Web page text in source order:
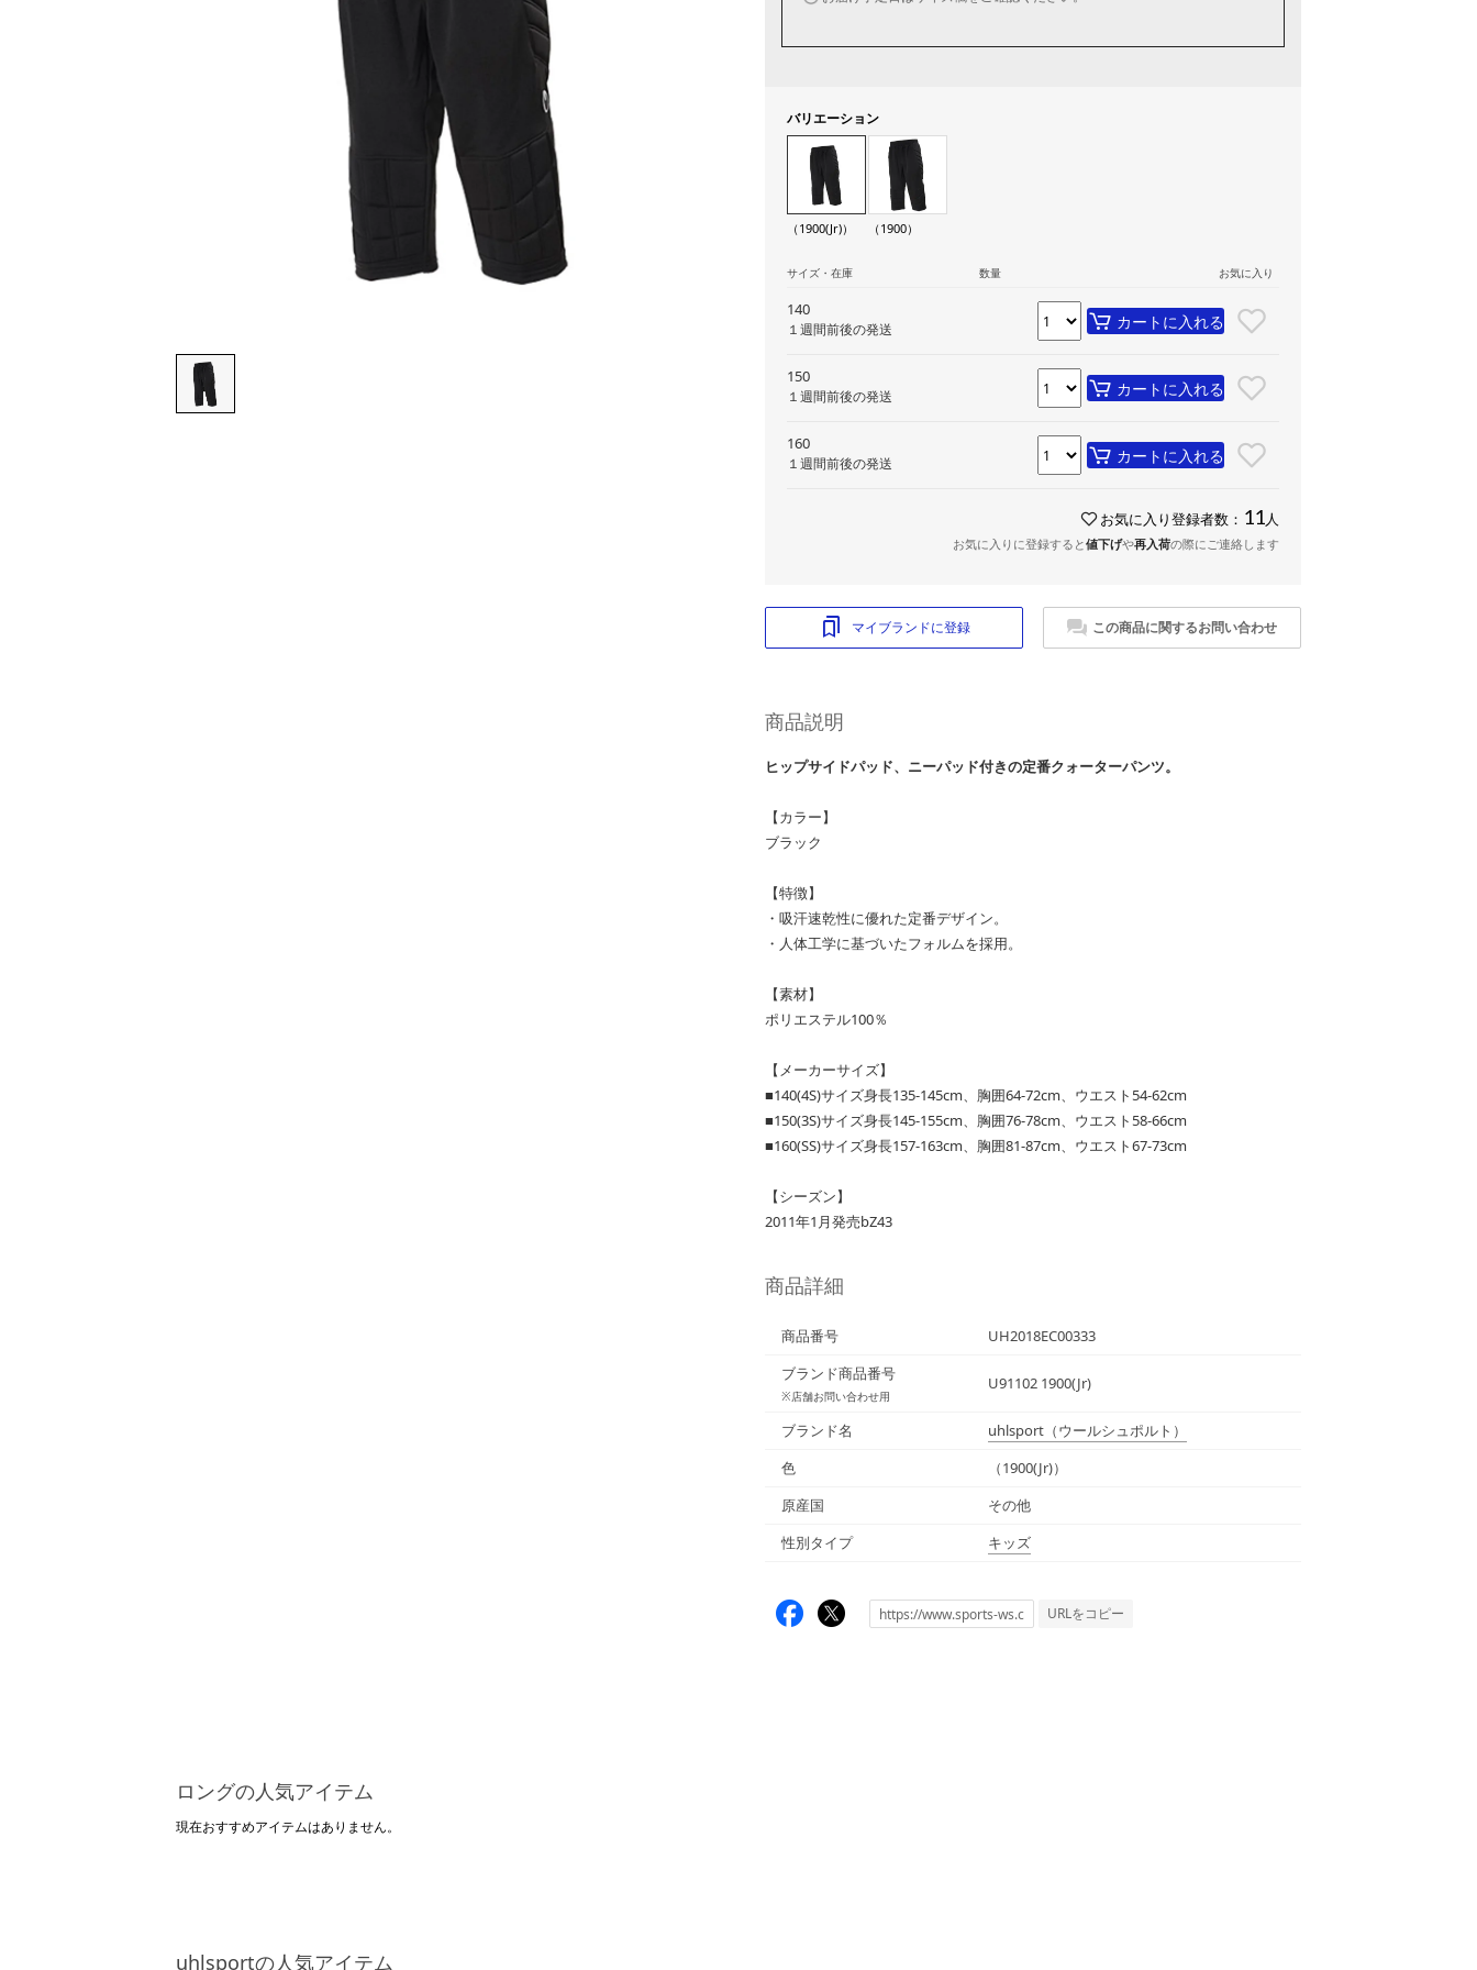
バリエーション
（1900(Jr)） （1900）
サイズ・在庫 数量 お気に入り
140
１週間前後の発送 カートに入れる
150
１週間前後の発送 カートに入れる
160
１週間前後の発送 カートに入れる
お気に入り登録者数： 11 人
お気に入りに登録すると値下げや再入荷の際にご連絡します
マイブランドに登録 この商品に関するお問い合わせ
商品説明
ヒップサイドパッド、ニーパッド付きの定番クォーターパンツ。
【カラー】
ブラック
【特徴】
・吸汗速乾性に優れた定番デザイン。
・人体工学に基づいたフォルムを採用。
【素材】
ポリエステル100％
【メーカーサイズ】
■140(4S)サイズ身長135-145cm、胸囲64-72cm、ウエスト54-62cm
■150(3S)サイズ身長145-155cm、胸囲76-78cm、ウエスト58-66cm
■160(SS)サイズ身長157-163cm、胸囲81-87cm、ウエスト67-73cm
【シーズン】
2011年1月発売bZ43
商品詳細
商品番号
UH2018EC00333
ブランド商品番号
※店舗お問い合わせ用
U91102 1900(Jr)
ブランド名 uhlsport （ウールシュポルト）
色
（1900(Jr)）
原産国
その他
性別タイプ
キッズ
URLをコピー
ロングの人気アイテム
現在おすすめアイテムはありません。
uhlsportの人気アイテム